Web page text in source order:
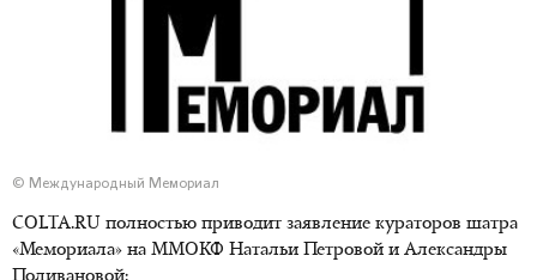
© Международный Мемориал
COLTA.RU полностью приводит заявление кураторов шатра
«Мемориала» на ММОКФ Натальи Петровой и Александры